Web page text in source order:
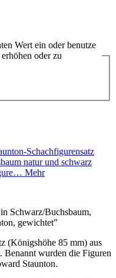
Wert ein oder benutze
oder zu
Schachfigurensatz
natur und schwarz
Mehr
Schwarz/Buchsbaum,
gewichtet"
(Königshöhe 85 mm) aus
Benannt wurden die Figuren
Staunton.